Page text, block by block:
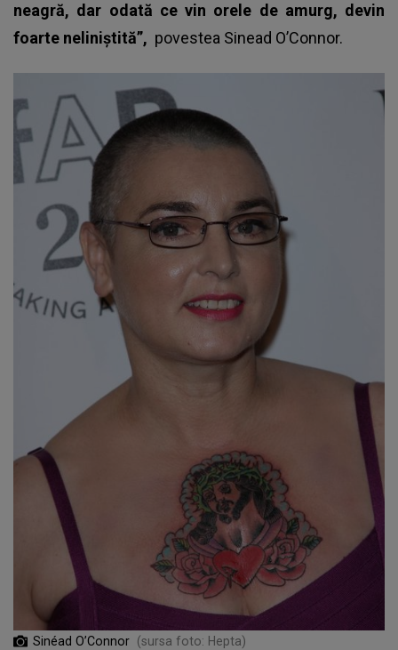
neagră, dar odată ce vin orele de amurg, devin
foarte neliniștită”, povestea Sinead O’Connor.
Sinéad O’Connor (sursa foto: Hepta)